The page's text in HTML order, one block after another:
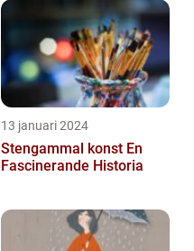
13 januari 2024
Stengammal konst En
Fascinerande Historia